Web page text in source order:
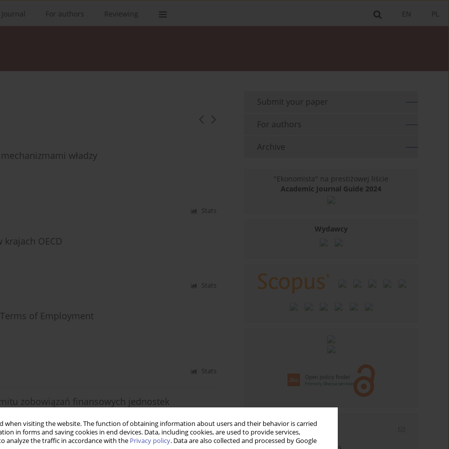
when visiting the website. The function of obtaining information about users and their behavior is carried
in forms and saving cookies in end devices. Data, including cookies, are used to provide services,
analyze the traffic in accordance with the Privacy policy. Data are also collected and processed by Google
PL
EN
For authors Reviewing
władzy
Stats
OECD
Stats
of Employment
Stats
zobowiązań finansowych jednostek
Submit your paper
For authors
Archive
"Ekonomista" na prestiżowej liście
Academic Journal Guide 2024
Wydawcy
Email alerts